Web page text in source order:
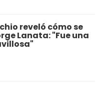
reveló cómo se
Lanata: "Fue una